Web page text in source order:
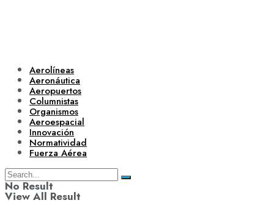
Aerolíneas
Aeronáutica
Aeropuertos
Columnistas
Organismos
Aeroespacial
Innovación
Normatividad
Fuerza Aérea
No Result
View All Result